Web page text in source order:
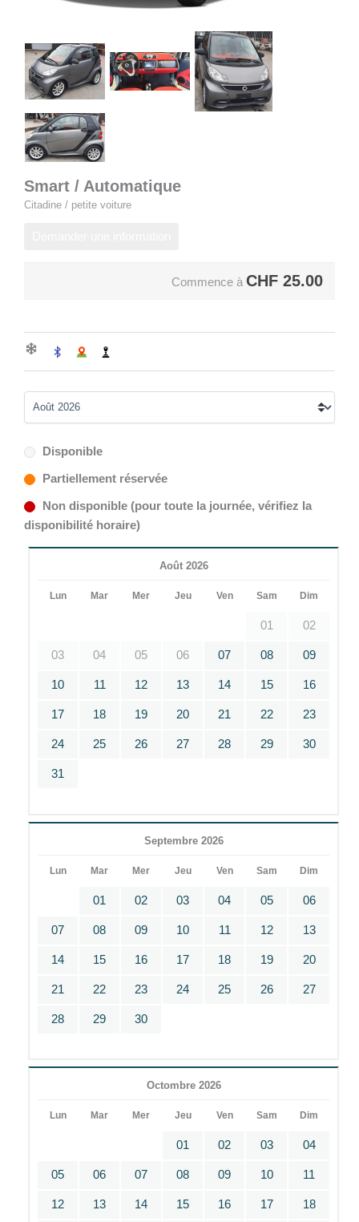
Smart / Automatique
Citadine / petite voiture
Commence à CHF 25.00
Disponible
Partiellement réservée
Non disponible (pour toute la journée, vérifiez la
disponibilité horaire)
Août 2026
Lun Mar Mer Jeu Ven Sam Dim
01 02
03 04 05 06 07 08 09
10 11 12 13 14 15 16
17 18 19 20 21 22 23
24 25 26 27 28 29 30
31
Septembre 2026
Lun Mar Mer Jeu Ven Sam Dim
01 02 03 04 05 06
07 08 09 10 11 12 13
14 15 16 17 18 19 20
21 22 23 24 25 26 27
28 29 30
Octombre 2026
Lun Mar Mer Jeu Ven Sam Dim
01 02 03 04
05 06 07 08 09 10 11
12 13 14 15 16 17 18